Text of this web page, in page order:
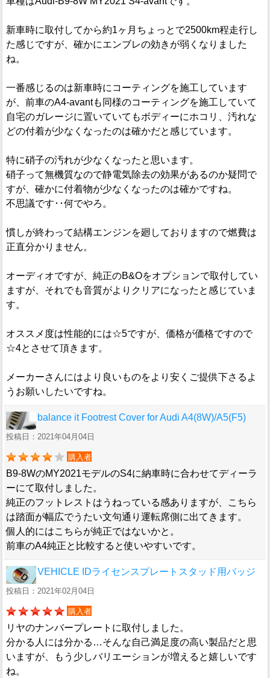
新車時に取付してから約1ヶ月ちょっとで2500km程走行し
た感じですが、確かにエンブレの効きが弱くなりました
ね。
一番感じるのは新車時にコーティングを施工しています
が、前車のA4-avantも同様のコーティングを施工していて
自宅のガレージに置いていてもボディーにホコリ、汚れな
どの付着が少なくなったのは確かだと感じています。
特に硝子の汚れが少なくなったと思います。
硝子って無機質なので静電気除去の効果があるのか疑問で
すが、確かに付着物が少なくなったのは確かですね。
不思議です･･何でやろ。
慣しが終わって結構エンジンを廻しておりますので燃費は
正直分かりません。
オーディオですが、純正のB&Oをオプションで取付してい
ますが、それでも音質がよりクリアになったと感じていま
す。
オススメ度は性能的には☆5ですが、価格が価格ですので
☆4とさせて頂きます。
メーカーさんにはより良いものをより安くご提供下さるよ
うお願いしたいですね。
balance it Footrest Cover for Audi A4(8W)/A5(F5)
投稿日：2021年04月04日
購入者
B9-8WのMY2021モデルのS4に納車時に合わせてディーラ
ーにて取付しました。
純正のフットレストはうねっている感ありますが、こちら
は踏面が幅広でうたい文句通り運転席側に出てきます。
個人的にはこちらが純正ではないかと。
前車のA4純正と比較すると使いやすいです。
VEHICLE IDライセンスプレートスタッド用バッジ
投稿日：2021年02月04日
購入者
リヤのナンバープレートに取付しました。
分かる人には分かる…そんな自己満足度の高い製品だと思
いますが、もう少しバリエーションが増えると嬉しいです
ね。